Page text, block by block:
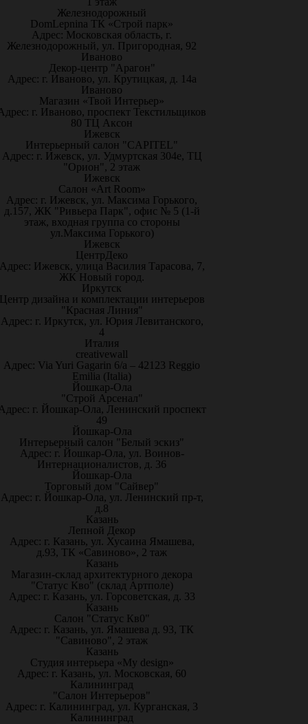
Железнодорожный
DomLepnina ТК «Строй парк»
Адрес: Московская область, г.
Железнодорожный, ул. Пригородная, 92
Иваново
Декор-центр "Арагон"
Адрес: г. Иваново, ул. Крутицкая, д. 14а
Иваново
Магазин «Твой Интерьер»
г. Иваново, проспект Текстильщиков
80 ТЦ Аксон
Ижевск
Интерьерный салон "CAPITEL"
Адрес: г. Ижевск, ул. Удмуртская 304е, ТЦ
"Орион", 2 этаж
Ижевск
Салон «Art Room»
Адрес: г. Ижевск, ул. Максима Горького,
д.157, ЖК "Ривьера Парк", офис № 5 (1-й
этаж, входная группа со стороны
ул.Максима Горького)
Ижевск
ЦентрДеко
Ижевск, улица Василия Тарасова, 7,
ЖК Новый город.
Иркутск
дизайна и комплектации интерьеров
"Красная Линия"
Адрес: г. Иркутск, ул. Юрия Левитанского,
4
Италия
creativewall
Адрес: Via Yuri Gagarin 6/a – 42123 Reggio
Emilia (Italia)
Йошкар-Ола
"Строй Арсенал"
г. Йошкар-Ола, Ленинский проспект
49
Йошкар-Ола
Интерьерный салон "Белый эскиз"
Адрес: г. Йошкар-Ола, ул. Воинов-
Интернационалистов, д. 36
Йошкар-Ола
Торговый дом "Сайвер"
Адрес: г. Йошкар-Ола, ул. Ленинский пр-т,
д.8
Казань
Лепной Декор
Адрес: г. Казань, ул. Хусаина Ямашева,
д.93, ТК «Савиново», 2 таж
Казань
Магазин-склад архитектурного декора
"Статус Кво" (склад Артполе)
Адрес: г. Казань, ул. Горсоветская, д. 33
Казань
Салон "Статус Кв0"
Адрес: г. Казань, ул. Ямашева д. 93, ТК
"Савиново", 2 этаж
Казань
Студия интерьера «My design»
Адрес: г. Казань, ул. Московская, 60
Калининград
"Салон Интерьеров"
Адрес: г. Калининград, ул. Курганская, 3
Калининград